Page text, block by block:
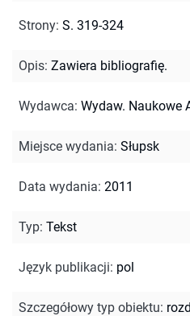
Strony: S. 319-324
Opis: Zawiera bibliografię.
Wydawca: Wydaw. Naukowe
Miejsce wydania: Słupsk
Data wydania: 2011
Typ: Tekst
Język publikacji: pol
Szczegółowy typ obiektu: